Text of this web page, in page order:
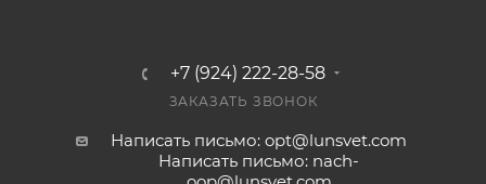
+7 (924) 222-28-58
ЗАКАЗАТЬ ЗВОНОК
Написать письмо: opt@lunsvet.com
Написать письмо: nach-